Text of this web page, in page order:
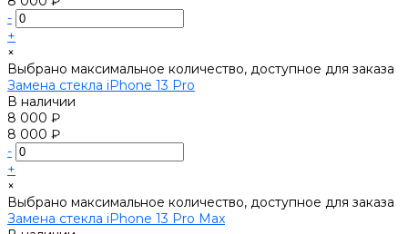
-
+
×
Выбрано максимальное количество, доступное для заказа
Замена стекла iPhone 13 Pro
В наличии
8 000 ₽
8 000 ₽
-
+
×
Выбрано максимальное количество, доступное для заказа
Замена стекла iPhone 13 Pro Max